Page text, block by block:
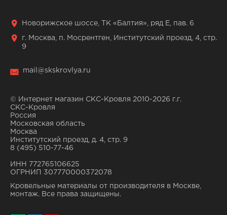
Новорижское шоссе, ТК «Балтия», ряд Е, пав. 6
г. Москва, п. Мосрентген, Институтский проезд, 4, стр.
9
mail@skskrovlya.ru
© Интернет магазин СКС-Кровля 2010-2026 г.г.
СКС-Кровля
Россия
Московская область
Москва
Институтский проезд, д. 4, стр. 9
8 (495) 510-77-46
ИНН 772765106625
ОГРНИП 307770000372078
Кровельные материалы от производителя в Москве,
монтаж. Все права защищены.